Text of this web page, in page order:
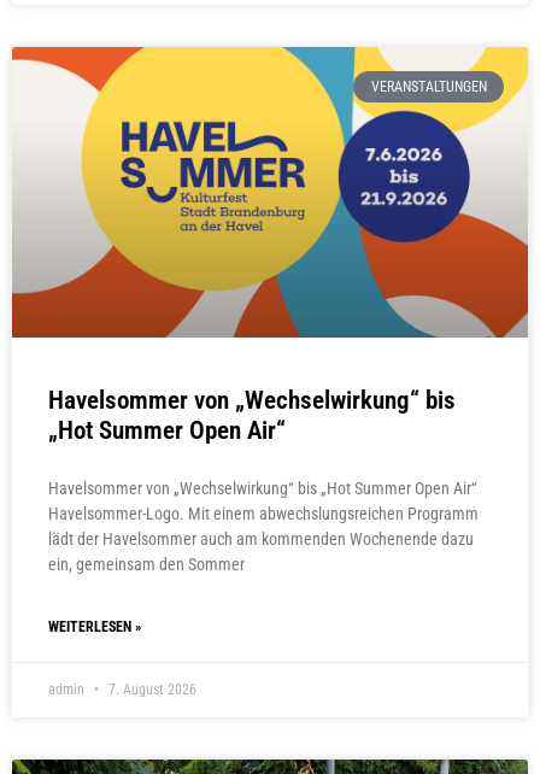
VERANSTALTUNGEN
Havelsommer von „Wechselwirkung“ bis
„Hot Summer Open Air“
Havelsommer von „Wechselwirkung“ bis „Hot Summer Open Air“
Havelsommer-Logo. Mit einem abwechslungsreichen Programm
lädt der Havelsommer auch am kommenden Wochenende dazu
ein, gemeinsam den Sommer
WEITERLESEN »
admin 7. August 2026